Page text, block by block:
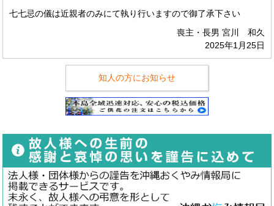
七七忌の儀は近親者のみにて執り行いますので御了承下さい
喪主・長男 宮川 和久
2025年1月25日
知人の方にお知らせ